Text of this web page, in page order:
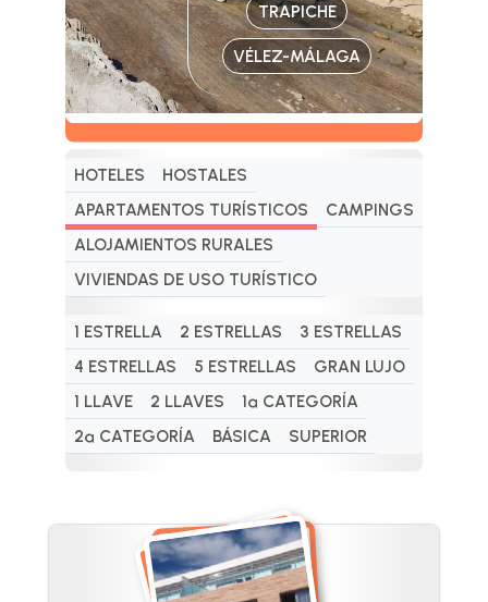
TRAPICHE
VÉLEZ-MÁLAGA
HOTELES
HOSTALES
APARTAMENTOS TURÍSTICOS
CAMPINGS
ALOJAMIENTOS RURALES
VIVIENDAS DE USO TURÍSTICO
1 ESTRELLA 2 ESTRELLAS
3 ESTRELLAS
4 ESTRELLAS
5 ESTRELLAS
GRAN LUJO
1 LLAVE
2 LLAVES
1ª CATEGORÍA
2ª CATEGORÍA
BÁSICA SUPERIOR